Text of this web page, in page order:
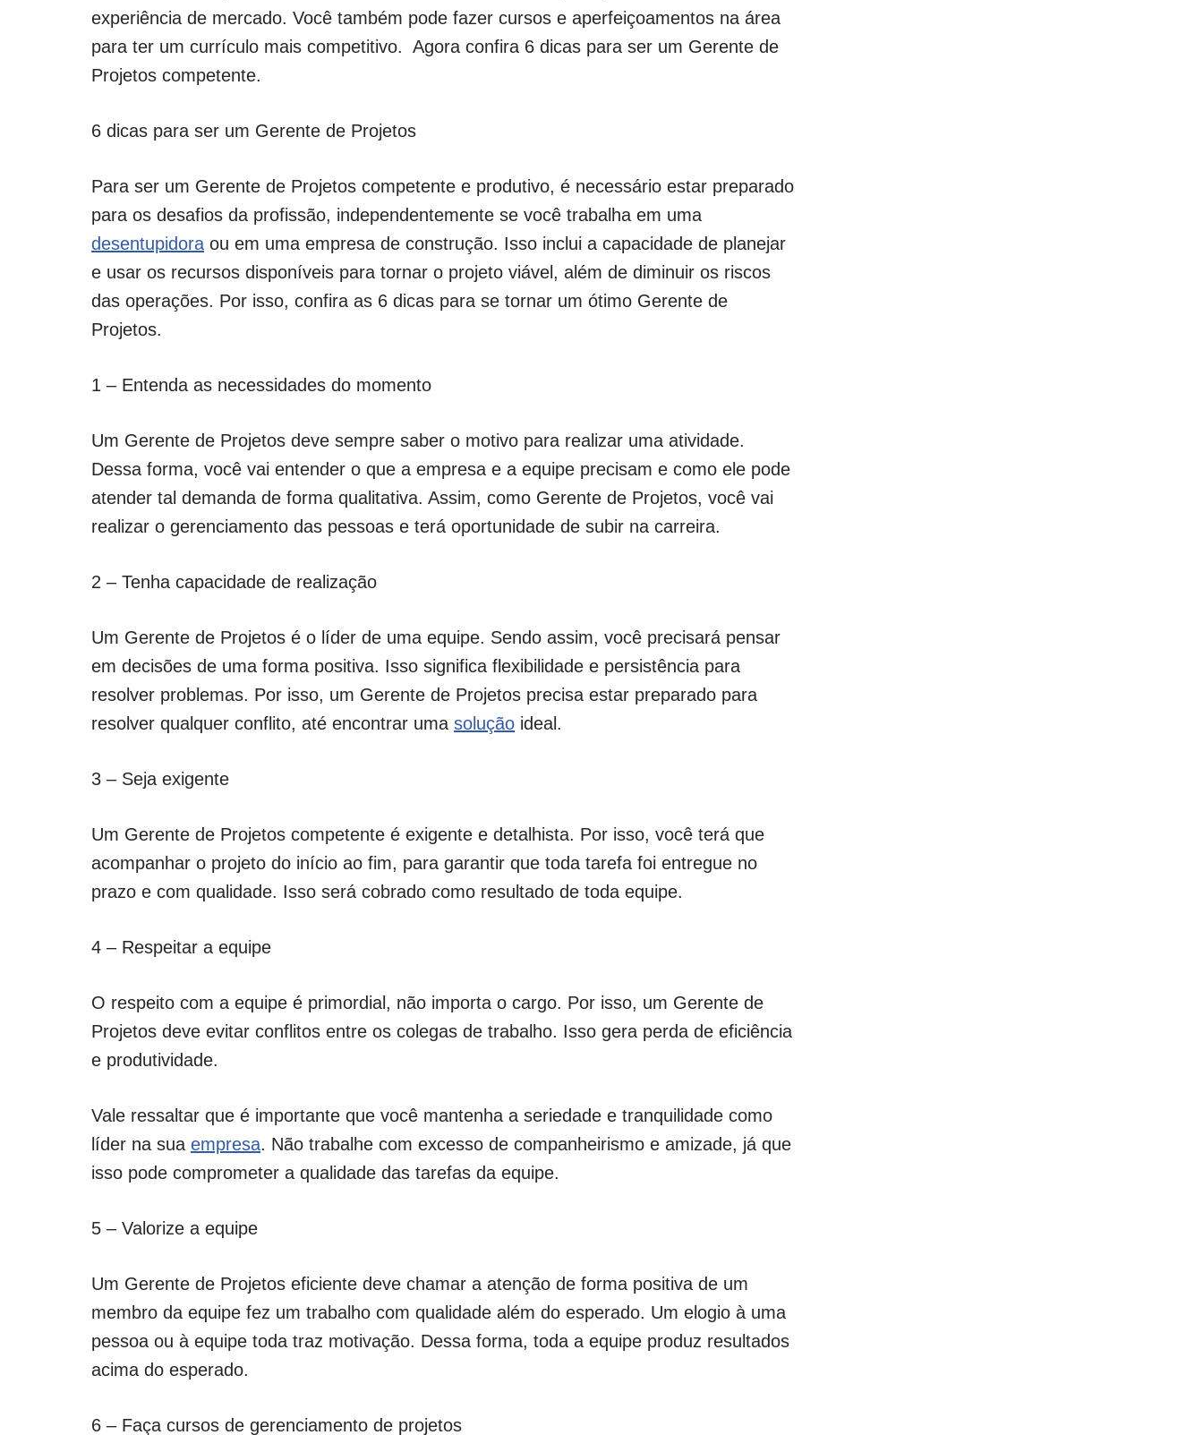
experiência de mercado. Você também pode fazer cursos e aperfeiçoamentos na área
para ter um currículo mais competitivo. Agora confira 6 dicas para ser um Gerente de
Projetos competente.
6 dicas para ser um Gerente de Projetos
Para ser um Gerente de Projetos competente e produtivo, é necessário estar preparado
para os desafios da profissão, independentemente se você trabalha em uma
desentupidora ou em uma empresa de construção. Isso inclui a capacidade de planejar
e usar os recursos disponíveis para tornar o projeto viável, além de diminuir os riscos
das operações. Por isso, confira as 6 dicas para se tornar um ótimo Gerente de
Projetos.
1 – Entenda as necessidades do momento
Um Gerente de Projetos deve sempre saber o motivo para realizar uma atividade.
Dessa forma, você vai entender o que a empresa e a equipe precisam e como ele pode
atender tal demanda de forma qualitativa. Assim, como Gerente de Projetos, você vai
realizar o gerenciamento das pessoas e terá oportunidade de subir na carreira.
2 – Tenha capacidade de realização
Um Gerente de Projetos é o líder de uma equipe. Sendo assim, você precisará pensar
em decisões de uma forma positiva. Isso significa flexibilidade e persistência para
resolver problemas. Por isso, um Gerente de Projetos precisa estar preparado para
resolver qualquer conflito, até encontrar uma solução ideal.
3 – Seja exigente
Um Gerente de Projetos competente é exigente e detalhista. Por isso, você terá que
acompanhar o projeto do início ao fim, para garantir que toda tarefa foi entregue no
prazo e com qualidade. Isso será cobrado como resultado de toda equipe.
4 – Respeitar a equipe
O respeito com a equipe é primordial, não importa o cargo. Por isso, um Gerente de
Projetos deve evitar conflitos entre os colegas de trabalho. Isso gera perda de eficiência
e produtividade.
Vale ressaltar que é importante que você mantenha a seriedade e tranquilidade como
líder na sua empresa. Não trabalhe com excesso de companheirismo e amizade, já que
isso pode comprometer a qualidade das tarefas da equipe.
5 – Valorize a equipe
Um Gerente de Projetos eficiente deve chamar a atenção de forma positiva de um
membro da equipe fez um trabalho com qualidade além do esperado. Um elogio à uma
pessoa ou à equipe toda traz motivação. Dessa forma, toda a equipe produz resultados
acima do esperado.
6 – Faça cursos de gerenciamento de projetos